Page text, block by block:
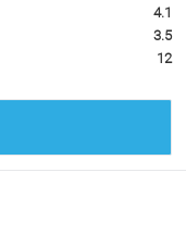
4.1
3.5
12